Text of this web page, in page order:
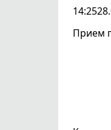
14:25
Прием